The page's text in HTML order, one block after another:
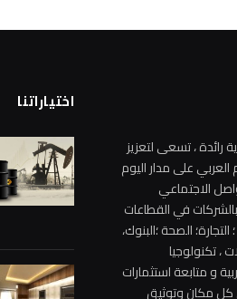
رائدة ، تسعى لتعزيز
على مدار اليوم
الاجتماعي
بالشركات في القطاعات
الصحة ؛البنوك،
، تكنولوجيا
و متابعة استثمارات
كل مكان وتوثيق
اختياراتنا